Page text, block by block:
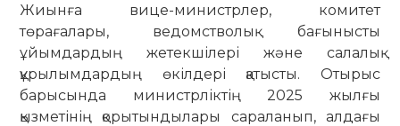
Жиынға вице-министрлер, комитет
төрағалары, ведомстволық бағынысты
ұйымдардың жетекшілері және салалық
құрылымдардың өкілдері қатысты. Отырыс
барысында министрліктің 2025 жылғы
қызметінің қорытындылары сараланып, алдағы